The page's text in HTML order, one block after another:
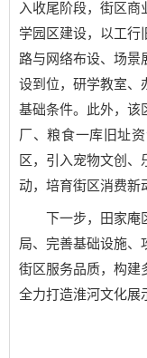
入收尾阶段，街区
学园区建设，以工行
路与网络布设、场景
设到位，研学教室、
基础条件。此外，该
厂、粮食一库旧址
区，引入宠物文创
动，培育街区消费新
下一步，田家庵
局、完善基础设施、
街区服务品质，构建
全力打造淮河文化展